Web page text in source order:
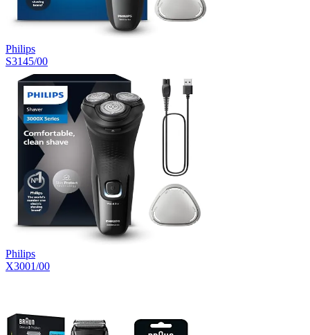
Philips
S3145/00
Philips
X3001/00